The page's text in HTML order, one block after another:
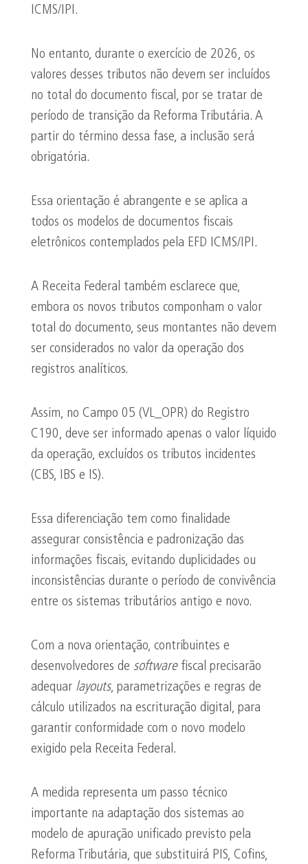
ICMS/IPI.
No entanto, durante o exercício de 2026, os
valores desses tributos não devem ser incluídos
no total do documento fiscal, por se tratar de
período de transição da Reforma Tributária. A
partir do término dessa fase, a inclusão será
obrigatória.
Essa orientação é abrangente e se aplica a
todos os modelos de documentos fiscais
eletrônicos contemplados pela EFD ICMS/IPI.
A Receita Federal também esclarece que,
embora os novos tributos componham o valor
total do documento, seus montantes não devem
ser considerados no valor da operação dos
registros analíticos.
Assim, no Campo 05 (VL_OPR) do Registro
C190, deve ser informado apenas o valor líquido
da operação, excluídos os tributos incidentes
(CBS, IBS e IS).
Essa diferenciação tem como finalidade
assegurar consistência e padronização das
informações fiscais, evitando duplicidades ou
inconsistências durante o período de convivência
entre os sistemas tributários antigo e novo.
Com a nova orientação, contribuintes e
desenvolvedores de softwarefiscal precisarão
adequar layouts, parametrizações e regras de
cálculo utilizados na escrituração digital, para
garantir conformidade com o novo modelo
exigido pela Receita Federal.
A medida representa um passo técnico
importante na adaptação dos sistemas ao
modelo de apuração unificado previsto pela
Reforma Tributária, que substituirá PIS, Cofins,